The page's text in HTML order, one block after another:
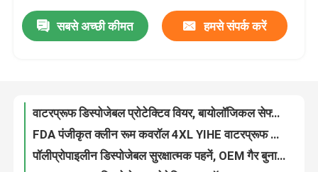
हमारे बारे में
गुणवत्ता नियंत्रण
संपर्क करें
सबसे अच्छी कीमत हमसे संपर्क करें
पॉलीप्रोपाइलीन डिस्पोजेबल प्रोटेक्टिव कवरऑल व्हाइट डिस्पोजेबल चौग़ा हुड 30 ग्राम 35 ग्राम;
ब्यूटी सैलून के लिए 78 ग्राम पीपी गैर-बुना 130 सेमी लंबाई डिस्पोजेबल किमोनो रॉब
YIHE OEM डिस्पोजेबल किमोनो गाउन, सौना डिस्पोजेबल बाथरोब